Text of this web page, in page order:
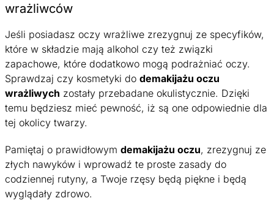
wrażliwców
Jeśli posiadasz oczy wrażliwe zrezygnuj ze specyfików,
które w składzie mają alkohol czy też związki
zapachowe, które dodatkowo mogą podrażniać oczy.
Sprawdzaj czy kosmetyki do demakijażu oczu
wrażliwych zostały przebadane okulistycznie. Dzięki
temu będziesz mieć pewność, iż są one odpowiednie dla
tej okolicy twarzy.
Pamiętaj o prawidłowym demakijażu oczu, zrezygnuj ze
złych nawyków i wprowadź te proste zasady do
codziennej rutyny, a Twoje rzęsy będą piękne i będą
wyglądały zdrowo.